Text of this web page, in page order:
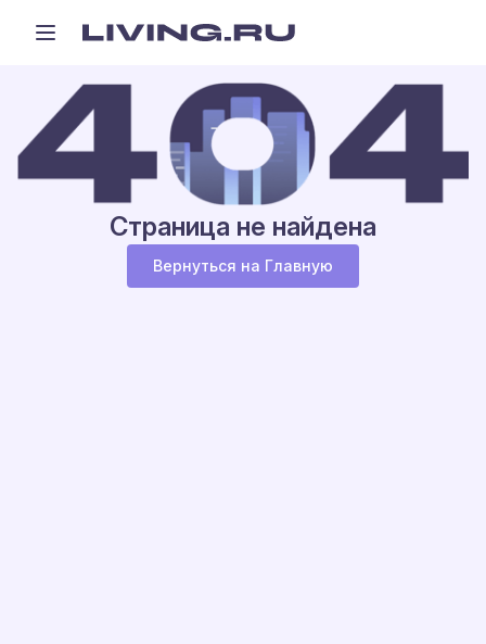
Страница не найдена
Вернуться на Главную